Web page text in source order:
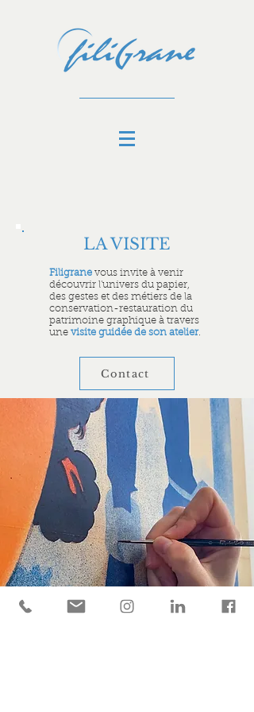
LA VISITE
Filigrane vous invite à venir
découvrir l'univers du papier,
des gestes et des métiers de la
conservation-restauration du
patrimoine graphique à travers
une visite guidée de son atelier.
Contact